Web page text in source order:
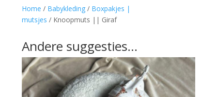
Home / Babykleding/ Boxpakjes |
mutsjes / Knoopmuts || Giraf
Andere suggesties…